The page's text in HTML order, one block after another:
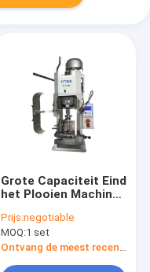
Grote Capaciteit Eind
het Plooien Machine
Verrichting 600 * 300
* 600MM
Prijs:negotiable
MOQ:1 set
Ontvang de meest recente Prijs